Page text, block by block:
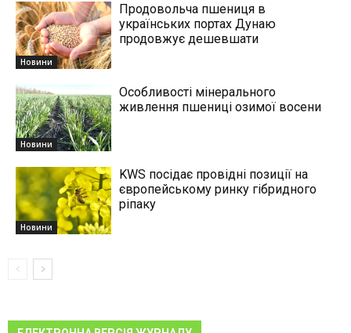
Новини
Продовольча пшениця в
українських портах Дунаю
продовжує дешевшати
Новини
Особливості мінерального
живлення пшениці озимої восени
Новини
KWS посідає провідні позиції на
європейському ринку гібридного
ріпаку